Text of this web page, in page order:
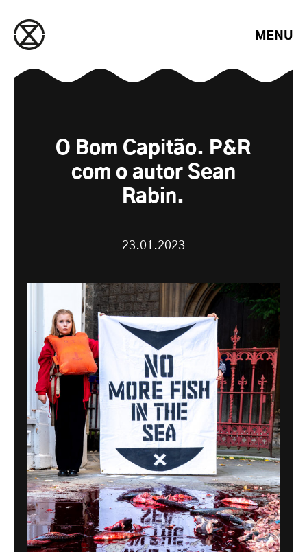
MENU
O Bom Capitão. P&R
com o autor Sean
Rabin.
23.01.2023